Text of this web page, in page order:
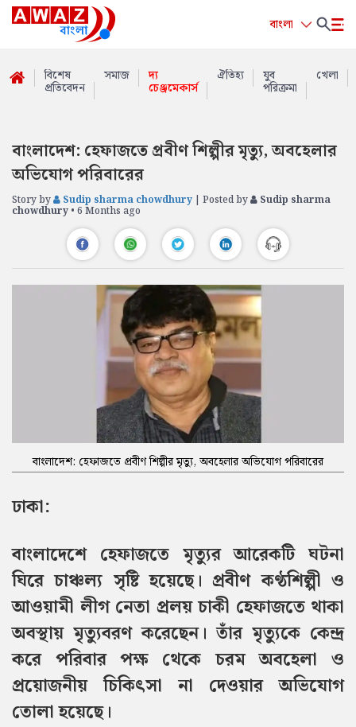
বাংলা
বিশেষ
প্রতিবেদন
সমাজ দ্য
চেঞ্জমেকার্স
ঐতিহ্য যুব
পরিক্রমা
খেলা
বাংলাদেশ: হেফাজতে প্রবীণ শিল্পীর মৃত্যু, অবহেলার
অভিযোগ পরিবারের
Story by Sudip sharma chowdhury | Posted by Sudip sharma
chowdhury • 6 Months ago
বাংলাদেশ: হেফাজতে প্রবীণ শিল্পীর মৃত্যু, অবহেলার অভিযোগ পরিবারের
ঢাকা:
বাংলাদেশে হেফাজতে মৃত্যুর আরেকটি ঘটনা
ঘিরে চাঞ্চল্য সৃষ্টি হয়েছে। প্রবীণ কণ্ঠশিল্পী ও
আওয়ামী লীগ নেতা প্রলয় চাকী হেফাজতে থাকা
অবস্থায় মৃত্যুবরণ করেছেন। তাঁর মৃত্যুকে কেন্দ্র
করে পরিবার পক্ষ থেকে চরম অবহেলা ও
প্রয়োজনীয় চিকিৎসা না দেওয়ার অভিযোগ
তোলা হয়েছে।